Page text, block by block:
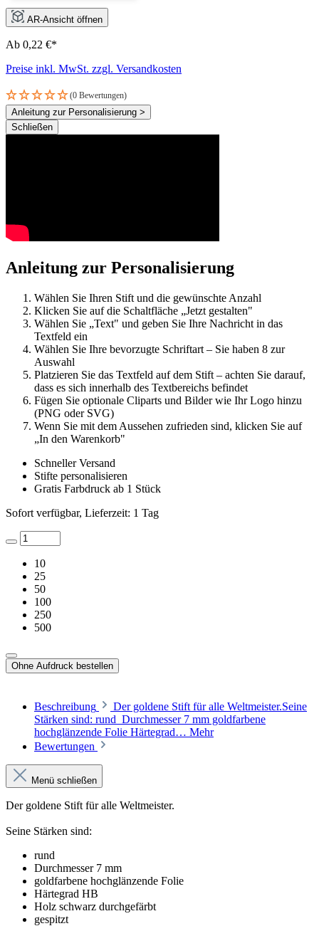
AR-Ansicht öffnen
Ab 0,22 €*
Preise inkl. MwSt. zzgl. Versandkosten
(0 Bewertungen)
Anleitung zur Personalisierung >
Schließen
Anleitung zur Personalisierung
Wählen Sie Ihren Stift und die gewünschte Anzahl
Klicken Sie auf die Schaltfläche „Jetzt gestalten"
Wählen Sie „Text" und geben Sie Ihre Nachricht in das
Textfeld ein
Wählen Sie Ihre bevorzugte Schriftart – Sie haben 8 zur
Auswahl
Platzieren Sie das Textfeld auf dem Stift – achten Sie darauf,
dass es sich innerhalb des Textbereichs befindet
Fügen Sie optionale Cliparts und Bilder wie Ihr Logo hinzu
(PNG oder SVG)
Wenn Sie mit dem Aussehen zufrieden sind, klicken Sie auf
„In den Warenkorb"
Schneller Versand
Stifte personalisieren
Gratis Farbdruck ab 1 Stück
Sofort verfügbar, Lieferzeit: 1 Tag
10
25
50
100
250
500
Ohne Aufdruck bestellen
Beschreibung
Der goldene Stift für alle Weltmeister.Seine
Stärken sind: rund Durchmesser 7 mm goldfarbene
hochglänzende Folie Härtegrad… Mehr
Bewertungen
Menü schließen
Der goldene Stift für alle Weltmeister.
Seine Stärken sind:
rund
Durchmesser 7 mm
goldfarbene hochglänzende Folie
Härtegrad HB
Holz schwarz durchgefärbt
gespitzt